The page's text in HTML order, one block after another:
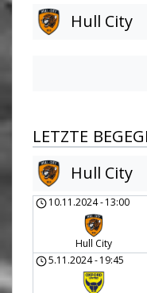
Hull City
LETZTE
Hull City
10.11.2024-13:00
Hull City
5.11.2024-19:45